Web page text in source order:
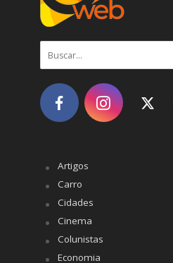
Artigos
Carro
Cidades
Cinema
Colunistas
Economia